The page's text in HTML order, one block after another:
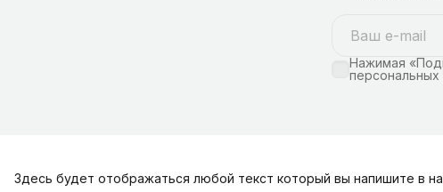
Нажимая
Здесь будет отображаться любой текст который вы напишите в